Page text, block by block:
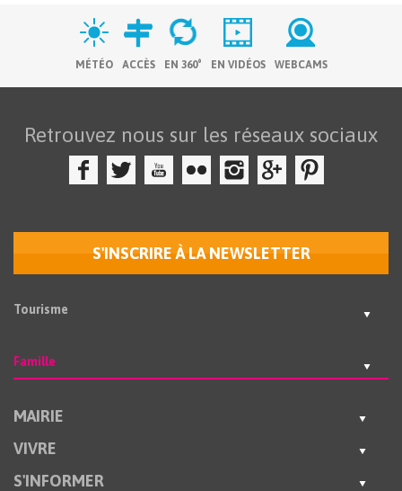
MÉTÉO ACCÈS EN 360° EN VIDÉOS WEBCAMS
Retrouvez nous sur les réseaux sociaux
S'INSCRIRE À LA NEWSLETTER
Tourisme
Famille
MAIRIE
VIVRE
S'INFORMER